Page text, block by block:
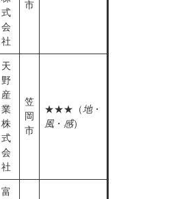
式
会
社
市
天
野
産
業
株
式
会
社
笠
岡
市
★★★（地・
風 ・ 感）
富